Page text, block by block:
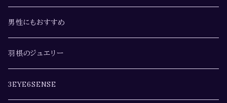
男性にもおすすめ
羽根のジュエリー
3EYE6SENSE